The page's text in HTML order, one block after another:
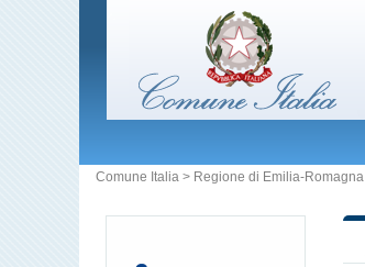
Comune Italia > Regione di Emilia-Romagna